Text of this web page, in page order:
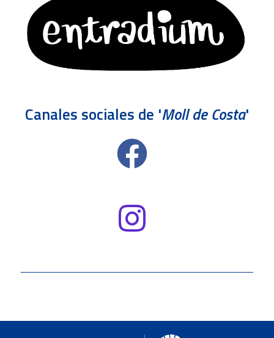
Canales sociales de 'Moll de Costa'